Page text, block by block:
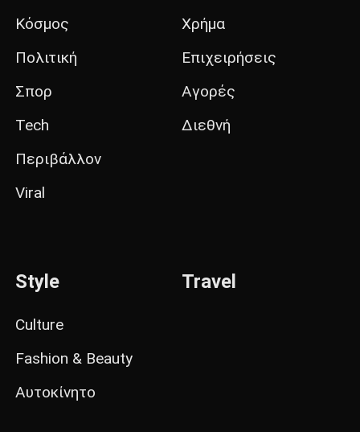
Κόσμος
Πολιτική
Σπορ
Tech
Περιβάλλον
Viral
Χρήμα
Επιχειρήσεις
Αγορές
Διεθνή
Style
Culture
Fashion & Beauty
Αυτοκίνητο
Travel